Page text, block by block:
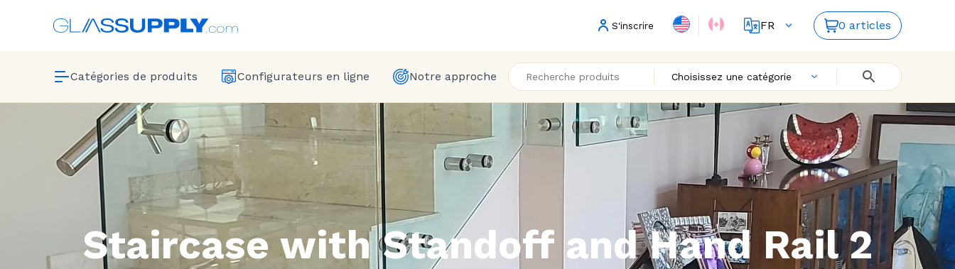
S'inscrire
FR
EN
0 articles
Catégories de produits Configurateurs en ligne Notre approche Choisissez une catégorie
Staircase with Standoff and Hand Rail 2